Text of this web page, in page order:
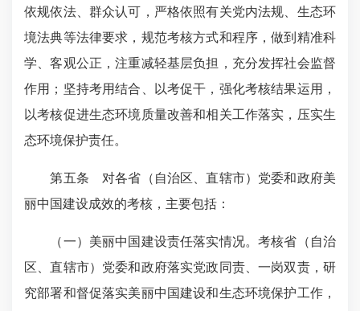
依规依法、群众认可，严格依照有关党内法规、 生态环
境法典等法律要求，规范考核方式和程序，做到精准科
学、客观公正，注重减轻基层负担，充分发挥社会监督
作用；坚持考用结合、以考促干，强化考核结果运用，
以考核促进生态环境质量改善和相关工作落实，压实生
态环境保护责任。
第五条 对各省（自治区、直辖市）党委和政府美
丽中国建设成效的考核，主要包括：
（一）美丽中国建设责任落实情况。考核省（自治
区、直辖市）党委和政府落实党政同责、一岗双责，研
究部署和督促落实美丽中国建设和生态环境保护工作，